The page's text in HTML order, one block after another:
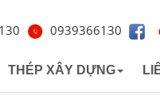
0939366130
THÉP XÂY DỰNG